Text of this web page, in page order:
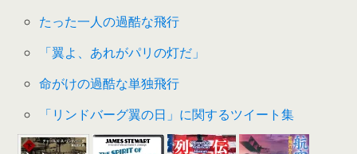
たった一人の過酷な飛行
「翼よ、あれがパリの灯だ」
命がけの過酷な単独飛行
「リンドバーグ翼の日」に関するツイート集